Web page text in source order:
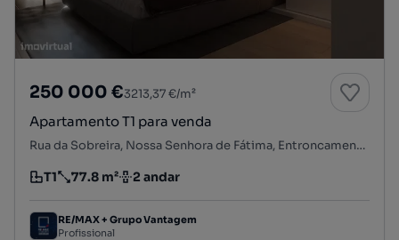
250 000 €3213,37 €/m²
Apartamento T1 para venda
Rua da Sobreira, Nossa Senhora de Fátima, Entroncamento, Santarém
Tipologia
T1
Preço por metro quadrado
77.8 m²
Andar 2 andar
RE/MAX + Grupo Vantagem
Profissional